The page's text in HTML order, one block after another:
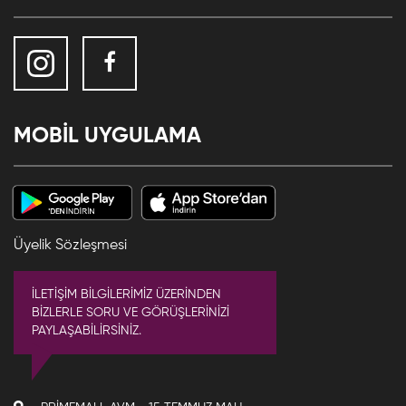
MOBİL UYGULAMA
Üyelik Sözleşmesi
İLETİŞİM BİLGİLERİMİZ ÜZERİNDEN
BİZLERLE SORU VE GÖRÜŞLERİNİZİ
PAYLAŞABİLİRSİNİZ.